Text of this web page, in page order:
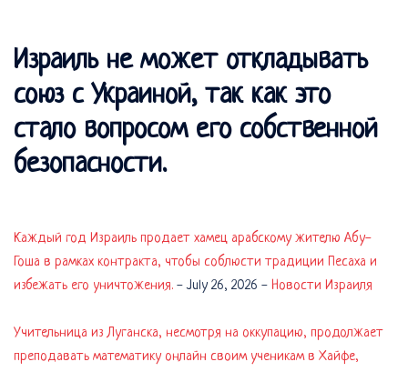
Израиль не может откладывать
союз с Украиной, так как это
стало вопросом его собственной
безопасности.
Каждый год Израиль продает хамец арабскому жителю Абу-
Гоша в рамках контракта, чтобы соблюсти традиции Песаха и
избежать его уничтожения. -July 26, 2026 - Новости Израиля
Учительница из Луганска, несмотря на оккупацию, продолжает
преподавать математику онлайн своим ученикам в Хайфе,